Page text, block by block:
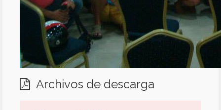
Archivos de descarga